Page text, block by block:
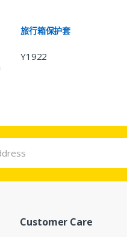
旅行箱保护套
Y1922
Customer Care